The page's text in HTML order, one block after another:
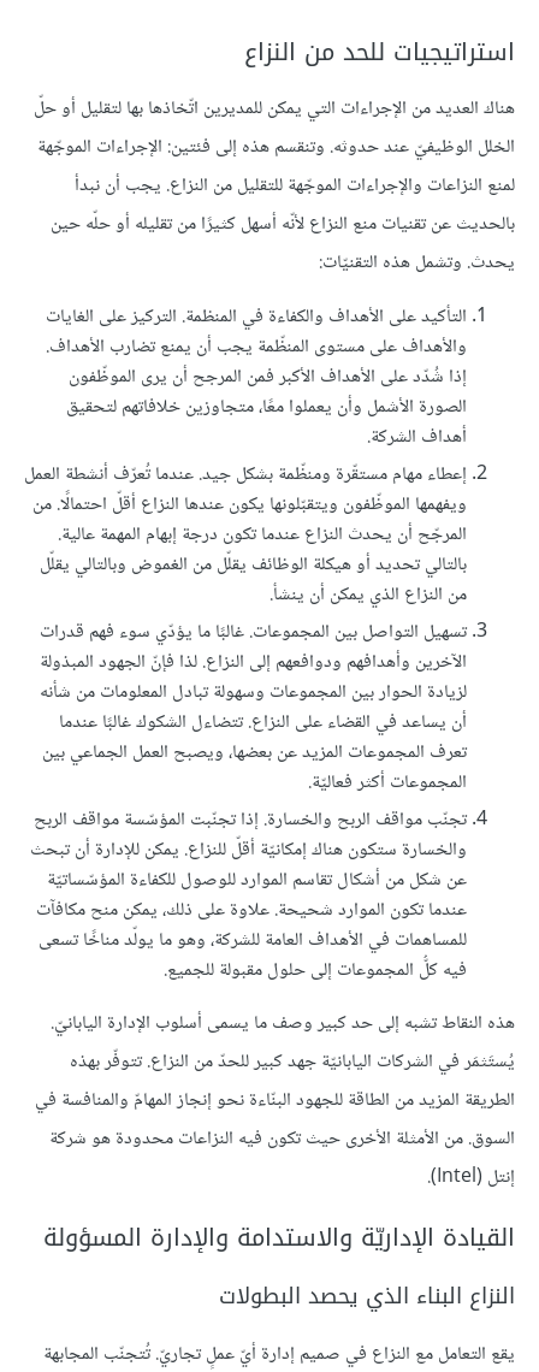
استراتيجيات للحد من النزاع
هناك العديد من الإجراءات التي يمكن للمديرين اتّخاذها بها لتقليل أو حلّ
الخلل الوظيفيّ عند حدوثه. وتنقسم هذه إلى فئتين: الإجراءات الموجّهة
لمنع النزاعات والإجراءات الموجّهة للتقليل من النزاع. يجب أن نبدأ
بالحديث عن تقنيات منع النزاع لأنّه أسهل كثيرًا من تقليله أو حلّه حين
يحدث. وتشمل هذه التقنيّات:
التأكيد على الأهداف والكفاءة في المنظمة. التركيز على الغايات
والأهداف على مستوى المنظّمة يجب أن يمنع تضارب الأهداف.
إذا شُدّد على الأهداف الأكبر فمن المرجح أن يرى الموظّفون
الصورة الأشمل وأن يعملوا معًا، متجاوزين خلافاتهم لتحقيق
أهداف الشركة.
إعطاء مهام مستقّرة ومنظّمة بشكل جيد. عندما تُعرّف أنشطة العمل
ويفهمها الموظّفون ويتقبّلونها يكون عندها النزاع أقلّ احتمالًا. من
المرجّح أن يحدث النزاع عندما تكون درجة إبهام المهمة عالية.
بالتالي تحديد أو هيكلة الوظائف يقلّل من الغموض وبالتالي يقلّل
من النزاع الذي يمكن أن ينشأ.
تسهيل التواصل بين المجموعات. غالبًا ما يؤدّي سوء فهم قدرات
الآخرين وأهدافهم ودوافعهم إلى النزاع. لذا فإنّ الجهود المبذولة
لزيادة الحوار بين المجموعات وسهولة تبادل المعلومات من شأنه
أن يساعد في القضاء على النزاع. تتضاءل الشكوك غالبًا عندما
تعرف المجموعات المزيد عن بعضها، ويصبح العمل الجماعي بين
المجموعات أكثر فعاليّة.
تجنّب مواقف الربح والخسارة. إذا تجنّبت المؤسّسة مواقف الربح
والخسارة ستكون هناك إمكانيّة أقلّ للنزاع. يمكن للإدارة أن تبحث
عن شكل من أشكال تقاسم الموارد للوصول للكفاءة المؤسّساتيّة
عندما تكون الموارد شحيحة. علاوة على ذلك، يمكن منح مكافآت
للمساهمات في الأهداف العامة للشركة، وهو ما يولّد مناخًا تسعى
فيه كلُّ المجموعات إلى حلول مقبولة للجميع.
هذه النقاط تشبه إلى حد كبير وصف ما يسمى أسلوب الإدارة اليابانيّ.
يُستَثمَر في الشركات اليابانيّة جهد كبير للحدّ من النزاع. تتوفّر بهذه
الطريقة المزيد من الطاقة للجهود البنّاءة نحو إنجاز المهامّ والمنافسة في
السوق. من الأمثلة الأخرى حيث تكون فيه النزاعات محدودة هو شركة
إنتل (Intel).
القيادة الإداريّة والاستدامة والإدارة المسؤولة
النزاع البناء الذي يحصد البطولات
يقع التعامل مع النزاع في صميم إدارة أيّ عملٍ تجاريّ. تُتجنّب المجابهة